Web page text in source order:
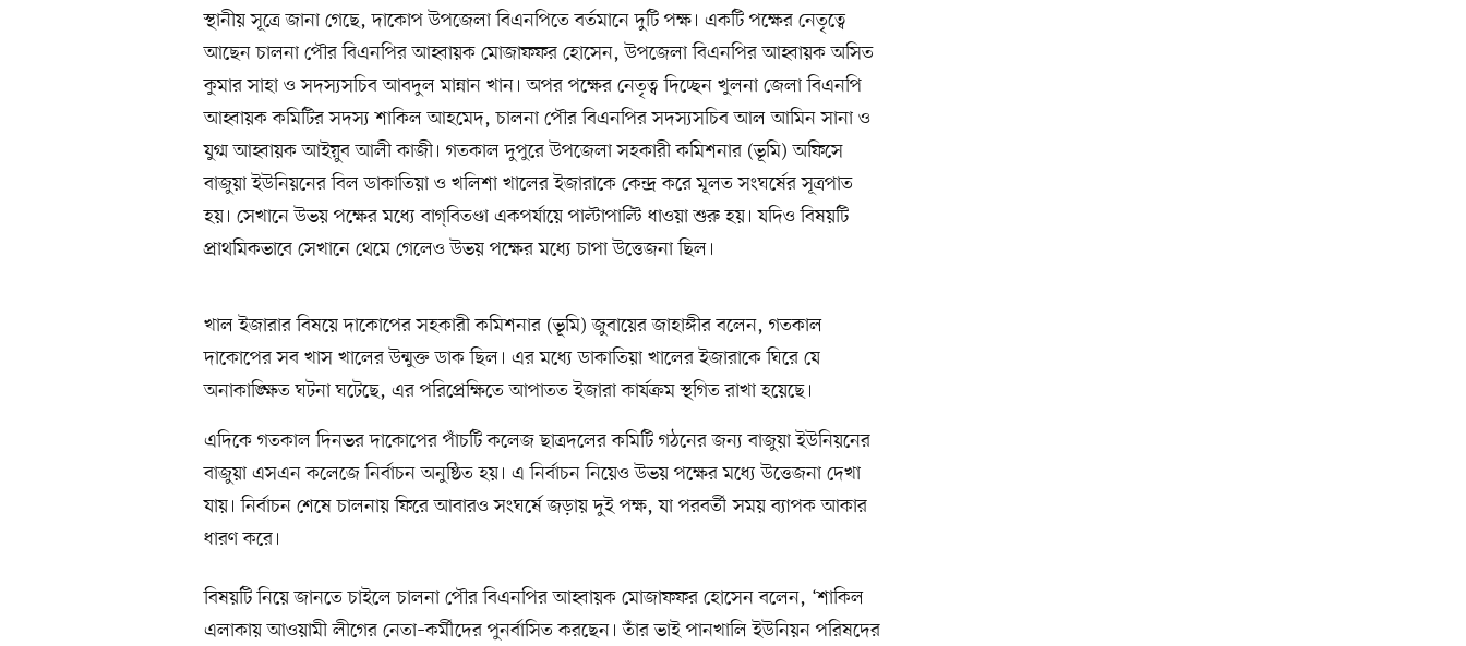
স্থানীয় সূত্রে জানা গেছে, দাকোপ উপজেলা বিএনপিতে বর্তমানে দুটি পক্ষ। একটি পক্ষের নেতৃত্বে
আছেন চালনা পৌর বিএনপির আহ্বায়ক মোজাফফর হোসেন, উপজেলা বিএনপির আহ্বায়ক অসিত
কুমার সাহা ও সদস্যসচিব আবদুল মান্নান খান। অপর পক্ষের নেতৃত্ব দিচ্ছেন খুলনা জেলা বিএনপি
আহ্বায়ক কমিটির সদস্য শাকিল আহমেদ, চালনা পৌর বিএনপির সদস্যসচিব আল আমিন সানা ও
যুগ্ম আহ্বায়ক আইয়ুব আলী কাজী। গতকাল দুপুরে উপজেলা সহকারী কমিশনার (ভূমি) অফিসে
বাজুয়া ইউনিয়নের বিল ডাকাতিয়া ও খলিশা খালের ইজারাকে কেন্দ্র করে মূলত সংঘর্ষের সূত্রপাত
হয়। সেখানে উভয় পক্ষের মধ্যে বাগ্‌বিতণ্ডা একপর্যায়ে পাল্টাপাল্টি ধাওয়া শুরু হয়। যদিও বিষয়টি
প্রাথমিকভাবে সেখানে থেমে গেলেও উভয় পক্ষের মধ্যে চাপা উত্তেজনা ছিল।
খাল ইজারার বিষয়ে দাকোপের সহকারী কমিশনার (ভূমি) জুবায়ের জাহাঙ্গীর বলেন, গতকাল
দাকোপের সব খাস খালের উন্মুক্ত ডাক ছিল। এর মধ্যে ডাকাতিয়া খালের ইজারাকে ঘিরে যে
অনাকাঙ্ক্ষিত ঘটনা ঘটেছে, এর পরিপ্রেক্ষিতে আপাতত ইজারা কার্যক্রম স্থগিত রাখা হয়েছে।
এদিকে গতকাল দিনভর দাকোপের পাঁচটি কলেজ ছাত্রদলের কমিটি গঠনের জন্য বাজুয়া ইউনিয়নের
বাজুয়া এসএন কলেজে নির্বাচন অনুষ্ঠিত হয়। এ নির্বাচন নিয়েও উভয় পক্ষের মধ্যে উত্তেজনা দেখা
যায়। নির্বাচন শেষে চালনায় ফিরে আবারও সংঘর্ষে জড়ায় দুই পক্ষ, যা পরবর্তী সময় ব্যাপক আকার
ধারণ করে।
বিষয়টি নিয়ে জানতে চাইলে চালনা পৌর বিএনপির আহ্বায়ক মোজাফফর হোসেন বলেন, ‘শাকিল
এলাকায় আওয়ামী লীগের নেতা–কর্মীদের পুনর্বাসিত করছেন। তাঁর ভাই পানখালি ইউনিয়ন পরিষদের